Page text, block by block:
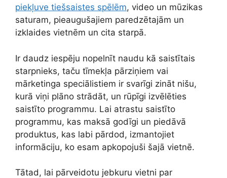
piekļuve tiešsaistes spēlēm, video un mūzikas
saturam, pieaugušajiem paredzētajām un
izklaides vietnēm un cita starpā.
Ir daudz iespēju nopelnīt naudu kā saistītais
starpnieks, taču tīmekļa pārziņiem vai
mārketinga speciālistiem ir svarīgi zināt nišu,
kurā viņi plāno strādāt, un rūpīgi izvēlēties
saistīto programmu. Lai atrastu saistīto
programmu, kas maksā godīgi un piedāvā
produktus, kas labi pārdod, izmantojiet
informāciju, ko esam apkopojuši šajā vietnē.
Tātad, lai pārveidotu jebkuru vietni par